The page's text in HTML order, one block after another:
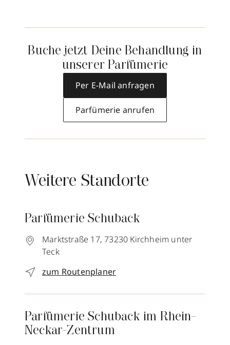
Buche jetzt Deine Behandlung in
unserer Parfümerie
Per E-Mail anfragen
Parfümerie anrufen
Weitere Standorte
Parfümerie Schuback
Marktstraße 17, 73230 Kirchheim unter
Teck
zum Routenplaner
Parfümerie Schuback im Rhein-
Neckar-Zentrum